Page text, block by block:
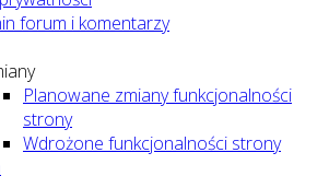
forum i komentarzy
Planowane zmiany funkcjonalności
strony
Wdrożone funkcjonalności strony